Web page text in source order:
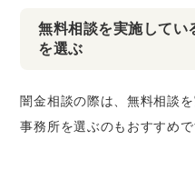
無料相談を実施してい
を選ぶ
闇金相談の際は、無料相談
事務所を選ぶのもおすすめで